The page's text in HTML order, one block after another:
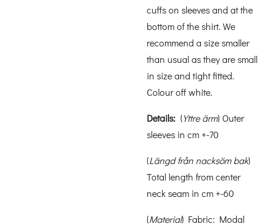
cuffs on sleeves and at the
bottom of the shirt. We
recommend a size smaller
than usual as they are small
in size and tight fitted.
Colour off white.
Details: (Yttre ärm) Outer
sleeves in cm +-70
(Längd från nacksöm bak)
Total length from center
neck seam in cm +-60
(Material) Fabric: Modal